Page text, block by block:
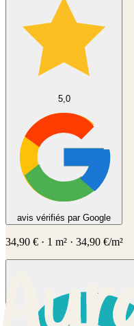
5,0
avis vérifiés par Google
34,90 € · 1 m² · 34,90 €/m²